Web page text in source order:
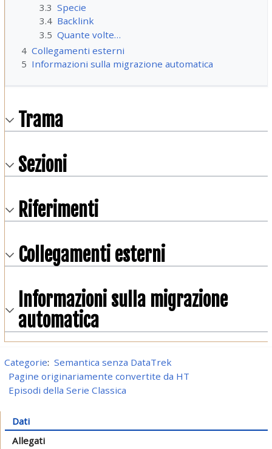
3.3 Specie
3.4 Backlink
3.5 Quante volte…
4 Collegamenti esterni
5 Informazioni sulla migrazione automatica
Trama
Sezioni
Riferimenti
Collegamenti esterni
Informazioni sulla migrazione
automatica
Categorie: Semantica senza DataTrek
Pagine originariamente convertite da HT
Episodi della Serie Classica
Dati
Allegati